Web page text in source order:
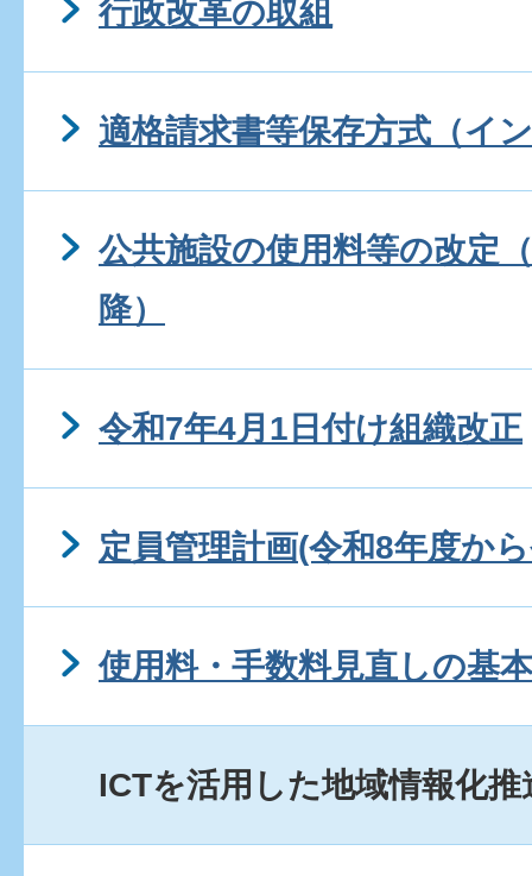
行政改革の取組
適格請求書等保存方式（イ
公共施設の使用料等の改定
降）
令和7年4月1日付け組織改正
定員管理計画(令和8年度か
使用料・手数料見直しの基
ICTを活用した地域情報化